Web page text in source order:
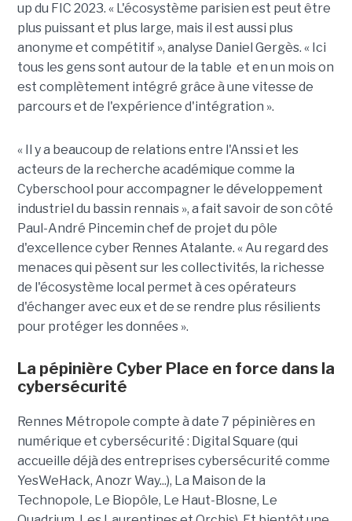
up du FIC 2023. « L'écosystème parisien est peut être
plus puissant et plus large, mais il est aussi plus
anonyme et compétitif », analyse Daniel Gergès. « Ici
tous les gens sont autour de la table et en un mois on
est complètement intégré grâce à une vitesse de
parcours et de l'expérience d'intégration ».
« Il y a beaucoup de relations entre l'Anssi et les
acteurs de la recherche académique comme la
Cyberschool pour accompagner le développement
industriel du bassin rennais », a fait savoir de son côté
Paul-André Pincemin chef de projet du pôle
d'excellence cyber Rennes Atalante. « Au regard des
menaces qui pèsent sur les collectivités, la richesse
de l'écosystème local permet à ces opérateurs
d'échanger avec eux et de se rendre plus résilients
pour protéger les données ».
La pépinière Cyber Place en force dans la
cybersécurité
Rennes Métropole compte à date 7 pépinières en
numérique et cybersécurité : Digital Square (qui
accueille déjà des entreprises cybersécurité comme
YesWeHack, Anozr Way...), La Maison de la
Technopole, Le Biopôle, Le Haut-Blosne, Le